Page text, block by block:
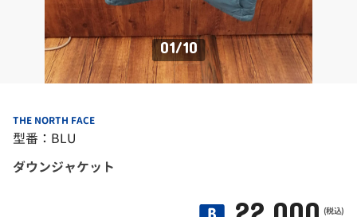
01/10
THE NORTH FACE
型番：BLU
ダウンジャケット
(税込)